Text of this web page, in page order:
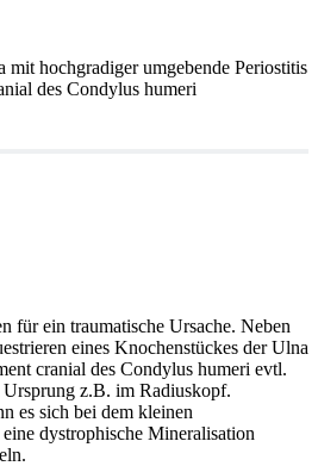
mit hochgradiger umgebende Periostitis
des Condylus humeri
für ein traumatische Ursache. Neben
eines Knochenstückes der Ulna
cranial des Condylus humeri evtl.
z.B. im Radiuskopf.
es sich bei dem kleinen
dystrophische Mineralisation